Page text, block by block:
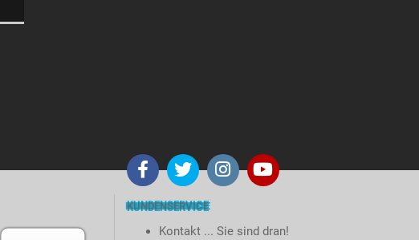
KUNDENSERVICE
Kontakt ... Sie sind dran!